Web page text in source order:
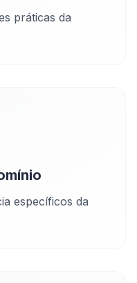
práticas da
específicos da